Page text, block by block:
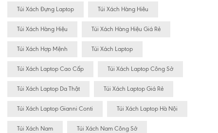
Túi Xách Đựng Laptop Túi Xách Hàng Hiêu
Túi Xách Hàng Hiệu Túi Xách Hàng Hiệu Giá Rẻ
Túi Xách Hợp Mệnh Túi Xách Laptop
Túi Xách Laptop Cao Cấp Túi Xách Laptop Công Sở
Túi Xách Laptop Da Thật Túi Xách Laptop Giá Rẻ
Túi Xách Laptop Gianni Conti Túi Xách Laptop Hà Nội
Túi Xách Nam Túi Xách Nam Công Sở